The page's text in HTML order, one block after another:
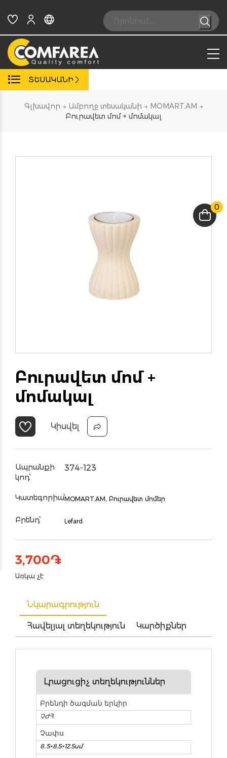
content
Search:
0
ՏԵՍԱԿԱՆԻ
Գլխավոր → Ամբողջ տեսականի → MOMART.AM →
Բուրավետ մոմ + մոմակալ
Բուրավետ մոմ +
մոմակալ
Կիսվել
Ապրանքի
կոդ՝
374-123
Կատեգորիա՝MOMART.AM, Բուրավետ մոմեր
Բրենդ՝ Lefard
3,700֏
Առկա չէ
Նկարագրություն
Հավելյալ տեղեկություն Կարծիքներ
Լրացուցիչ տեղեկություններ
Բրենդի ծագման երկիր
ՉԺՀ
Չափս
8․5×8.5×12.5սմ